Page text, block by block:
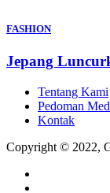
FASHION
Jepang
Tentang Kami
Pedoman
Kontak
Copyright © 2022,